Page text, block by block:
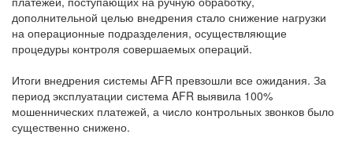
дополнительной целью внедрения стало снижение нагрузки
на операционные подразделения, осуществляющие
процедуры контроля совершаемых операций.
Итоги внедрения системы AFR превзошли все ожидания. За
период эксплуатации система AFR выявила 100%
мошеннических платежей, а число контрольных звонков было
существенно снижено.